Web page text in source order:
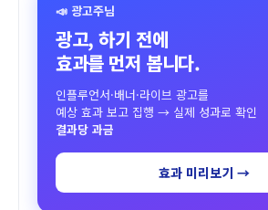
📣 광고주님
광고, 하기 전에
효과를 먼저 봅니다.
인플루언서·배너·라이브 광고를
예상 효과 보고 집행 → 실제 성과로 확인
결과당 과금
효과 미리보기 →